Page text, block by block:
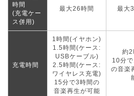
時間
(充電ケー
ス併用)
最大26時間 最大
充電時間
1時間(イヤホン)
1.5時間(ケース:
USBケーブル)
2.5時間(ケース:
ワイヤレス充電)
15分で3時間の
音楽再生が可能
約2
10分
の音楽